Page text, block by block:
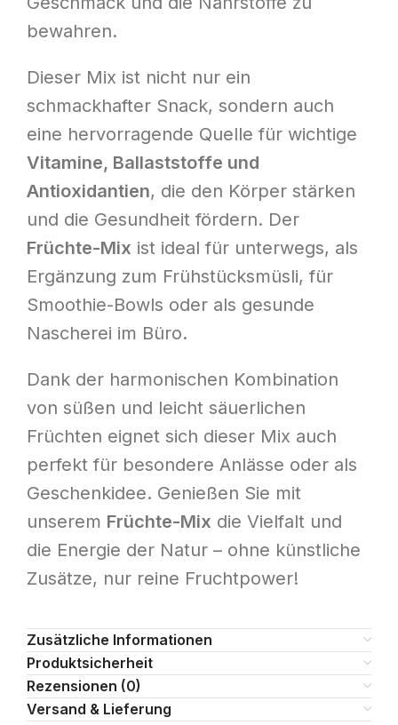
bewahren.
Dieser Mix ist nicht nur ein
schmackhafter Snack, sondern auch
eine hervorragende Quelle für wichtige
Vitamine, Ballaststoffe und
Antioxidantien, die den Körper stärken
und die Gesundheit fördern. Der
Früchte-Mix ist ideal für unterwegs, als
Ergänzung zum Frühstücksmüsli, für
Smoothie-Bowls oder als gesunde
Nascherei im Büro.
Dank der harmonischen Kombination
von süßen und leicht säuerlichen
Früchten eignet sich dieser Mix auch
perfekt für besondere Anlässe oder als
Geschenkidee. Genießen Sie mit
unserem Früchte-Mix die Vielfalt und
die Energie der Natur – ohne künstliche
Zusätze, nur reine Fruchtpower!
Zusätzliche Informationen
Produktsicherheit
Rezensionen (0)
Versand & Lieferung